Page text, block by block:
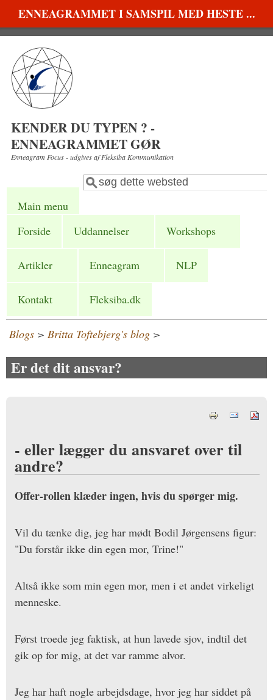
Gå til hovedindhold
ENNEAGRAMMET I SAMSPIL MED HESTE ...
KENDER DU TYPEN ? -
ENNEAGRAMMET GØR
Enneagram Focus - udgives af Fleksiba Kommunikation
Søgefelt
Søg
Main menu
Forside
Uddannelser Workshops
Artikler Enneagram NLP
Kontakt Fleksiba.dk
Blogs > Britta Toftebjerg's blog >
Er det dit ansvar?
- eller lægger du ansvaret over til
andre?
Offer-rollen klæder ingen, hvis du spørger mig.
Vil du tænke dig, jeg har mødt Bodil Jørgensens figur:
"Du forstår ikke din egen mor, Trine!"
Altså ikke som min egen mor, men i et andet virkeligt
menneske.
Først troede jeg faktisk, at hun lavede sjov, indtil det
gik op for mig, at det var ramme alvor.
Jeg har haft nogle arbejdsdage, hvor jeg har siddet på